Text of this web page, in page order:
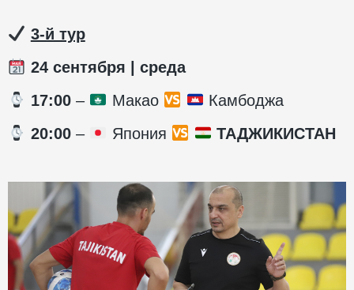
3-й тур
24 сентября | среда
️ 17:00 – Макао
Камбоджа
️ 20:00 – Япония ТАДЖИКИСТАН